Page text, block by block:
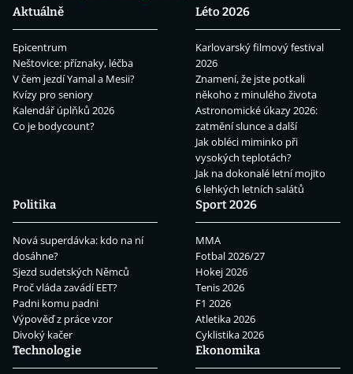
Aktuálně
Epicentrum
Neštovice: příznaky, léčba
V čem jezdí Yamal a Mesii?
Kvízy pro seniory
Kalendář úplňků 2026
Co je bodycount?
Léto 2026
Karlovarský filmový festival
2026
Znamení, že jste potkali
někoho z minulého života
Astronomické úkazy 2026:
zatmění slunce a další
Jak obléci miminko při
vysokých teplotách?
Jak na dokonalé letní mojito
6 lehkých letních salátů
Politika
Nová superdávka: kdo na ní
dosáhne?
Sjezd sudetských Němců
Proč vláda zavádí EET?
Padni komu padni
Výpověď z práce vzor
Divoký kačer
Sport 2026
MMA
Fotbal 2026/27
Hokej 2026
Tenis 2026
F1 2026
Atletika 2026
Cyklistika 2026
Technologie
Ekonomika